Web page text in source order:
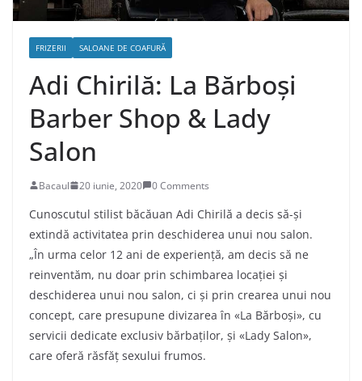
FRIZERII SALOANE DE COAFURĂ
Adi Chirilă: La Bărboși
Barber Shop & Lady
Salon
Bacaul 20 iunie, 2020 0 Comments
Cunoscutul stilist băcăuan Adi Chirilă a decis să-și
extindă activitatea prin deschiderea unui nou salon.
„În urma celor 12 ani de experiență, am decis să ne
reinventăm, nu doar prin schimbarea locației și
deschiderea unui nou salon, ci și prin crearea unui nou
concept, care presupune divizarea în «La Bărboși», cu
servicii dedicate exclusiv bărbaților, și «Lady Salon»,
care oferă răsfăț sexului frumos.